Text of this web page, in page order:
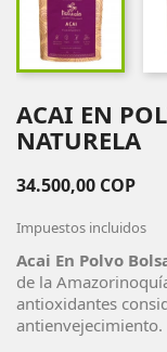
ACAI EN
NATURELA
34.500,00 COP
Impuestos incluidos
Acai En Polvo
de la
antioxidantes
antienvejecimiento.